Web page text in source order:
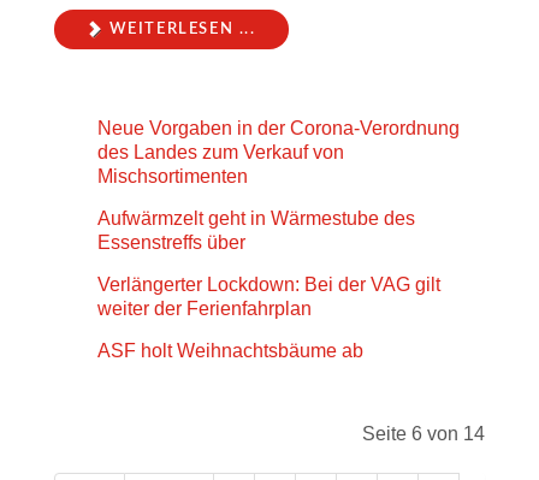
WEITERLESEN ...
Neue Vorgaben in der Corona-Verordnung
des Landes zum Verkauf von
Mischsortimenten
Aufwärmzelt geht in Wärmestube des
Essenstreffs über
Verlängerter Lockdown: Bei der VAG gilt
weiter der Ferienfahrplan
ASF holt Weihnachtsbäume ab
Seite 6 von 14